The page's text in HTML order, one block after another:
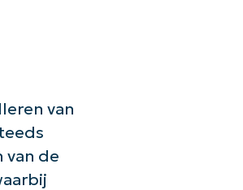
van
van de